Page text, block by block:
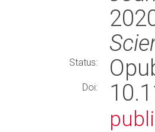
Status:
Doi: